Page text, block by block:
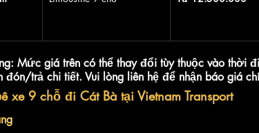
Mức giá trên có thể thay đổi tùy thuộc vào thời
đón/trả chi tiết. Vui lòng liên hệ để nhận báo giá
xe 9 chỗ đi Cát Bà tại Vietnam Transport